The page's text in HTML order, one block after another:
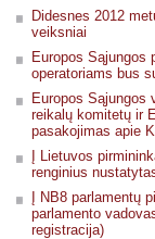
Didesnes 2012
veiksniai
Europos Sąjungos
operatoriams bus
Europos Sąjungos
reikalų komitetų ir
pasakojimas apie
Į Lietuvos
renginius
Į NB8 parlamentų
parlamento
registracija)